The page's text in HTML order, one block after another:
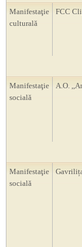
Manifestaţie
culturală
FCC
Manifestaţie
socială
A.O.
Manifestaţie
socială